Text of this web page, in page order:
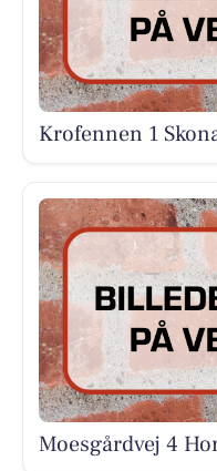
Krofennen 1
Moesgårdvej 4